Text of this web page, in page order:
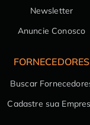
Newsletter
Anuncie Conosco
FORNECEDORES
Buscar
Cadastre sua